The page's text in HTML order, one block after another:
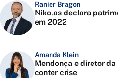
Ranier Bragon
Nikolas declara
em 2022
Amanda Klein
Mendonça e diretor da
conter crise